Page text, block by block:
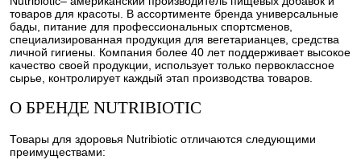
товаров для красоты. В ассортименте бренда универсальные
бады, питание для профессиональных спортсменов,
специализированная продукция для вегетарианцев, средства
личной гигиены. Компания более 40 лет поддерживает высокое
качество своей продукции, использует только первоклассное
сырье, контролирует каждый этап производства товаров.
О БРЕНДЕ NUTRIBIOTIC
Товары для здоровья Nutribiotic отличаются следующими
преимуществами: